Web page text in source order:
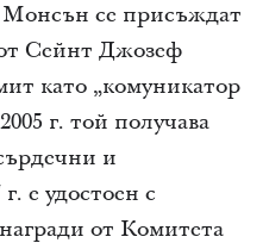
Монсън се присъждат
Сейнт Джозеф
като „комуникатор
г. той получава
и
е удостоен с
от Комитета